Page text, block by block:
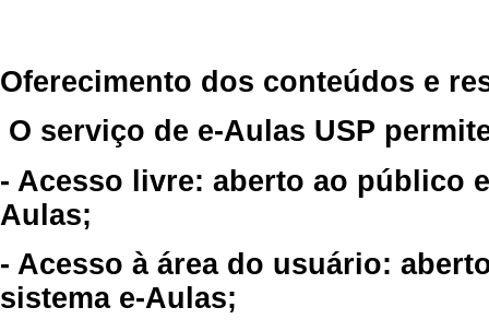
Oferecimento dos conteúdos e
O serviço de e-Aulas USP
- Acesso livre: aberto ao público
Aulas;
- Acesso à área do usuário:
sistema e-Aulas;